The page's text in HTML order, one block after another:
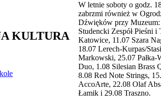
KULTURA
W letnie soboty o godz.
zabrzmi również w
Dźwięków przy
Studencki Zespół Pieśni i
Katowice, 11.07 Szara
18.07 Lerech-Kurpas/
Markowski, 25.07 Pałka-
Duo, 1.08 Silesian Brass
8.08 Red Note Strings,
AccoArte, 22.08 Olaf
Łamik i 29.08 Traszno.